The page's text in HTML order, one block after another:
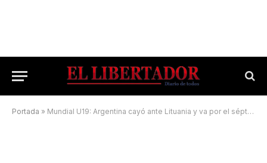
Portada » Mundial U19: Argentina cayó ante Lituania y va por el séptimo puesto